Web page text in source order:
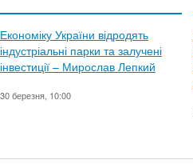
Економіку України відродять
індустріальні парки та залучені
інвестиції – Мирослав Лепкий
30 березня, 10:00